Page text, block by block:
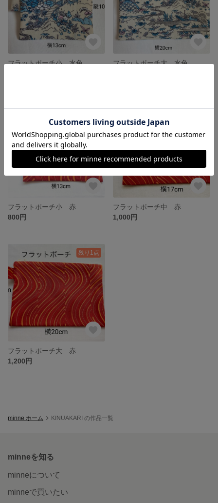
フラットポーチ小 水色
フラットポーチ大 水色
残り1点
フラットポーチ小 赤
800円
残り1点
フラットポーチ中 赤
1,000円
残り1点
フラットポーチ大 赤
1,200円
minne ホーム KINUAKARI の作品一覧
minneを知る
minneについて
minneで買いたい